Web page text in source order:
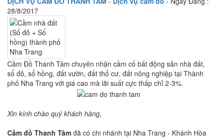
28/8/2017
Cầm Đồ Thanh Tâm chuyên nhận cầm cố bất động sản nhà đất,
sổ đỏ, sổ hồng, đất vườn, đất thổ cư, đất nông nghiệp tại Thành
phố Nha Trang với giá cao mà lãi suất cực thấp chỉ 2-3%.
Xin kính chào quý khách hàng,
Cầm đồ Thanh Tâm đã có chi nhánh tại Nha Trang - Khánh Hòa